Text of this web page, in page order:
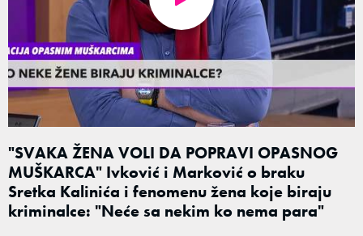
"SVAKA ŽENA VOLI DA POPRAVI OPASNOG
MUŠKARCA" Ivković i Marković o braku
Sretka Kalinića i fenomenu žena koje biraju
kriminalce: "Neće sa nekim ko nema para"